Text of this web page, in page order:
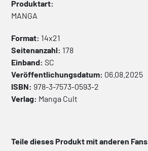
Produktart:
MANGA
Format: 14x21
Seitenanzahl: 178
Einband: SC
Veröffentlichungsdatum: 06.08.2025
ISBN: 978-3-7573-0593-2
Verlag: Manga Cult
Teile dieses Produkt mit anderen Fans